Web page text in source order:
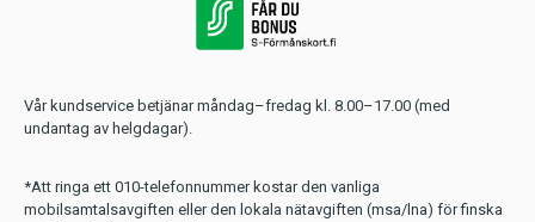
Vår kundservice betjänar måndag–fredag kl. 8.00–17.00 (med
undantag av helgdagar).
*Att ringa ett 010-telefonnummer kostar den vanliga
mobilsamtalsavgiften eller den lokala nätavgiften (msa/lna) för finska